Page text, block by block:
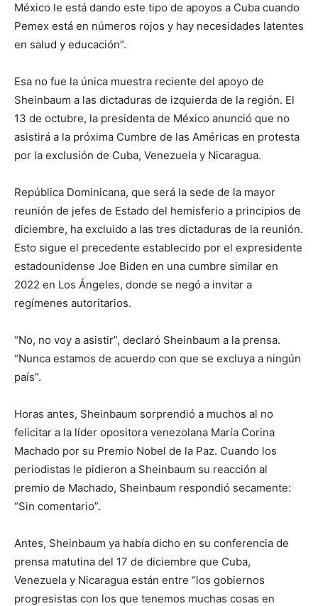
México le está dando este tipo de apoyos a Cuba cuando
Pemex está en números rojos y hay necesidades latentes
en salud y educación”.
Esa no fue la única muestra reciente del apoyo de
Sheinbaum a las dictaduras de izquierda de la región. El
13 de octubre, la presidenta de México anunció que no
asistirá a la próxima Cumbre de las Américas en protesta
por la exclusión de Cuba, Venezuela y Nicaragua.
República Dominicana, que será la sede de la mayor
reunión de jefes de Estado del hemisferio a principios de
diciembre, ha excluido a las tres dictaduras de la reunión.
Esto sigue el precedente establecido por el expresidente
estadounidense Joe Biden en una cumbre similar en
2022 en Los Ángeles, donde se negó a invitar a
regímenes autoritarios.
“No, no voy a asistir”, declaró Sheinbaum a la prensa.
“Nunca estamos de acuerdo con que se excluya a ningún
país”.
Horas antes, Sheinbaum sorprendió a muchos al no
felicitar a la líder opositora venezolana María Corina
Machado por su Premio Nobel de la Paz. Cuando los
periodistas le pidieron a Sheinbaum su reacción al
premio de Machado, Sheinbaum respondió secamente:
“Sin comentario”.
Antes, Sheinbaum ya había dicho en su conferencia de
prensa matutina del 17 de diciembre que Cuba,
Venezuela y Nicaragua están entre “los gobiernos
progresistas con los que tenemos muchas cosas en